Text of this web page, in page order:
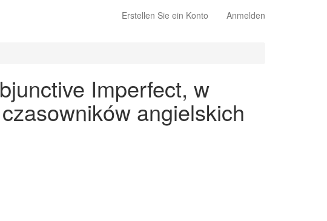
Erstellen Sie ein Konto Anmelden
Imperfect, w
angielskich